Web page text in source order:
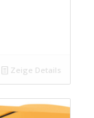
Zeige Details